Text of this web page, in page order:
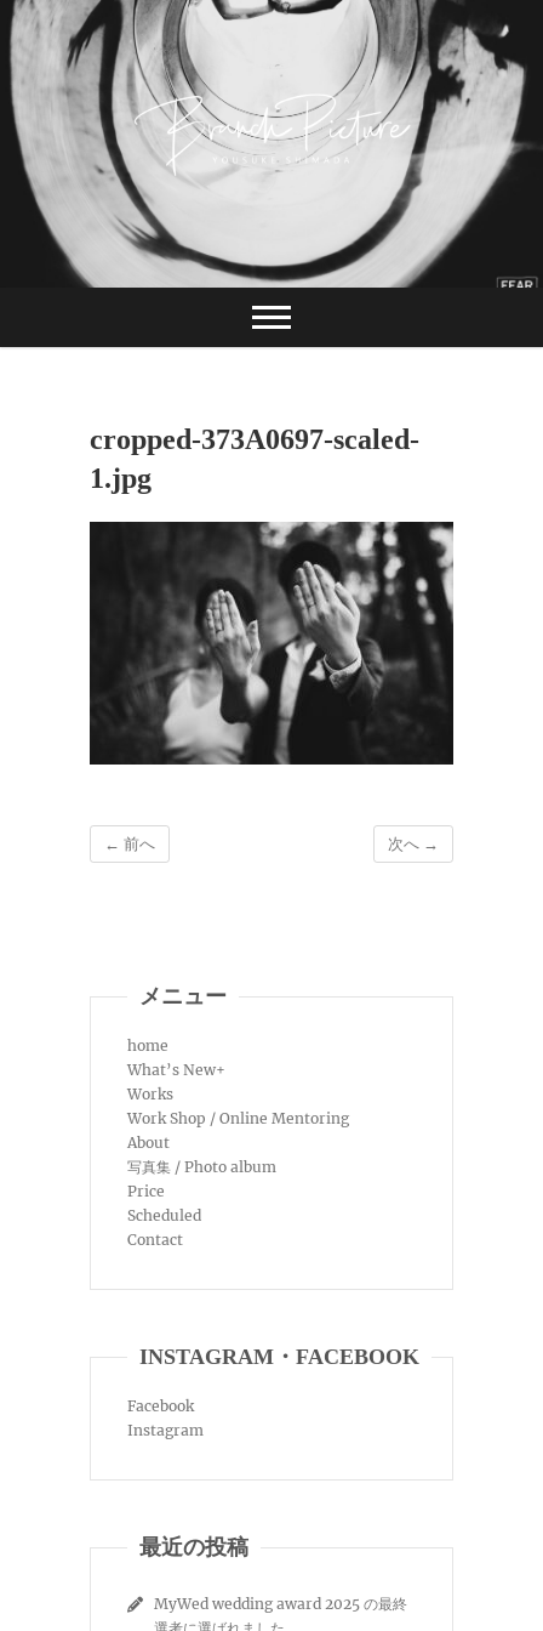
Skip
to
content
ブランチピクチャ
ー 嶋田陽介
長崎 カメラマン
cropped-373A0697-scaled-
1.jpg
← 前へ 次へ →
メニュー
home
What’s New+
Works
Work Shop / Online Mentoring
About
写真集 / Photo album
Price
Scheduled
Contact
INSTAGRAM・FACEBOOK
Facebook
Instagram
最近の投稿
MyWed wedding award 2025 の最終